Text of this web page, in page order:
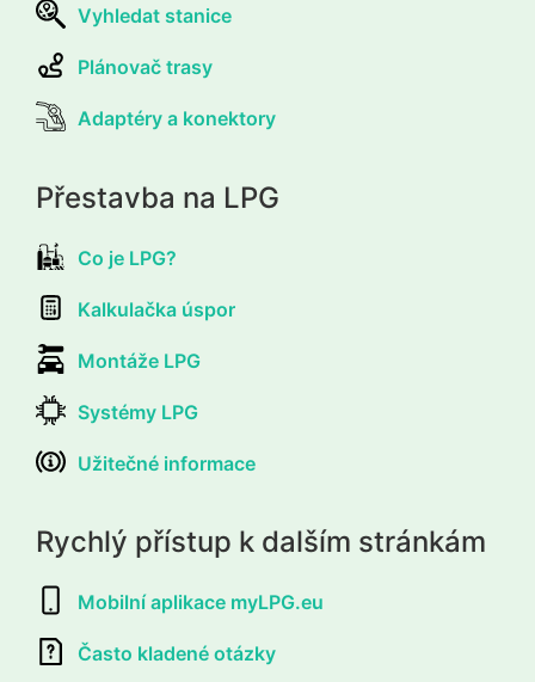
Vyhledat stanice
Plánovač trasy
Adaptéry a konektory
Přestavba na LPG
Co je LPG?
Kalkulačka úspor
Montáže LPG
Systémy LPG
Užitečné informace
Rychlý přístup k dalším stránkám
Mobilní aplikace myLPG.eu
Často kladené otázky